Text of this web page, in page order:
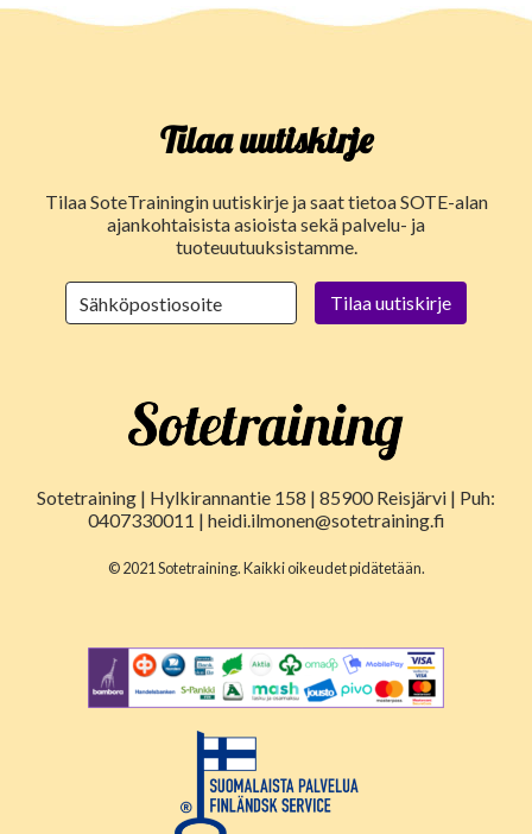
Tilaa uutiskirje
Tilaa SoteTrainingin uutiskirje ja saat tietoa SOTE-alan
ajankohtaisista asioista sekä palvelu- ja
tuoteuutuuksistamme.
Sotetraining | Hylkirannantie 158 | 85900 Reisjärvi | Puh:
0407330011 | heidi.ilmonen@sotetraining.fi
© 2021 Sotetraining. Kaikki oikeudet pidätetään.